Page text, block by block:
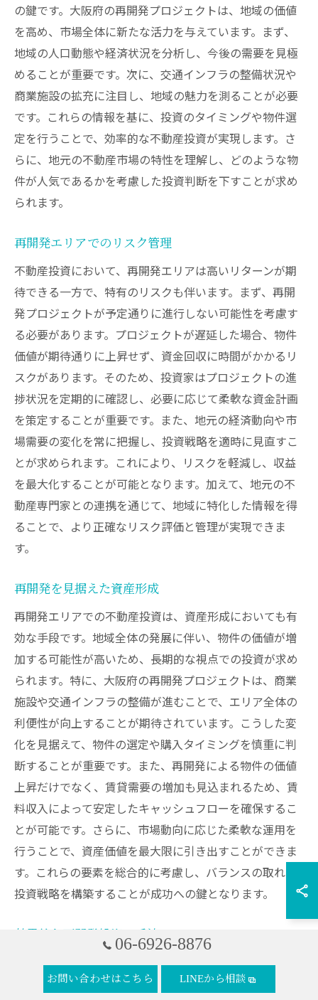
の鍵です。大阪府の再開発プロジェクトは、地域の価値
を高め、市場全体に新たな活力を与えています。まず、
地域の人口動態や経済状況を分析し、今後の需要を見極
めることが重要です。次に、交通インフラの整備状況や
商業施設の拡充に注目し、地域の魅力を測ることが必要
です。これらの情報を基に、投資のタイミングや物件選
定を行うことで、効率的な不動産投資が実現します。さ
らに、地元の不動産市場の特性を理解し、どのような物
件が人気であるかを考慮した投資判断を下すことが求め
られます。
再開発エリアでのリスク管理
不動産投資において、再開発エリアは高いリターンが期
待できる一方で、特有のリスクも伴います。まず、再開
発プロジェクトが予定通りに進行しない可能性を考慮す
る必要があります。プロジェクトが遅延した場合、物件
価値が期待通りに上昇せず、資金回収に時間がかかるリ
スクがあります。そのため、投資家はプロジェクトの進
捗状況を定期的に確認し、必要に応じて柔軟な資金計画
を策定することが重要です。また、地元の経済動向や市
場需要の変化を常に把握し、投資戦略を適時に見直すこ
とが求められます。これにより、リスクを軽減し、収益
を最大化することが可能となります。加えて、地元の不
動産専門家との連携を通じて、地域に特化した情報を得
ることで、より正確なリスク評価と管理が実現できま
す。
再開発を見据えた資産形成
再開発エリアでの不動産投資は、資産形成においても有
効な手段です。地域全体の発展に伴い、物件の価値が増
加する可能性が高いため、長期的な視点での投資が求め
られます。特に、大阪府の再開発プロジェクトは、商業
施設や交通インフラの整備が進むことで、エリア全体の
利便性が向上することが期待されています。こうした変
化を見据えて、物件の選定や購入タイミングを慎重に判
断することが重要です。また、再開発による物件の価値
上昇だけでなく、賃貸需要の増加も見込まれるため、賃
料収入によって安定したキャッシュフローを確保するこ
とが可能です。さらに、市場動向に応じた柔軟な運用を
行うことで、資産価値を最大限に引き出すことができま
す。これらの要素を総合的に考慮し、バランスの取れた
投資戦略を構築することが成功への鍵となります。
効果的な再開発投資の手法
大阪府での不動産投資における効果的な再開発投資の手
法を考える際、まず重要なのは地域の潜在能力を理解す
06-6926-8876
お問い合わせはこちら LINEから相談